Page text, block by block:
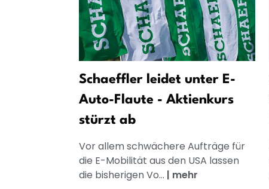
Schaeffler leidet unter E-
Auto-Flaute - Aktienkurs
stürzt ab
Vor allem schwächere Aufträge für
die E-Mobilität aus den USA lassen
die bisherigen Vo... | mehr